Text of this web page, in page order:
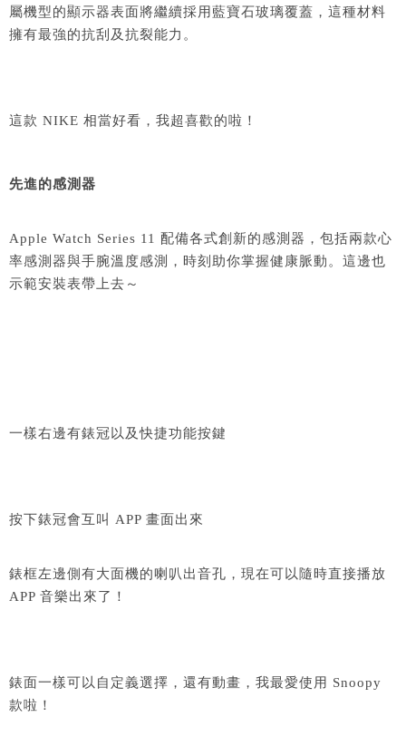
屬機型的顯示器表面將繼續採用藍寶石玻璃覆蓋，這種材料
擁有最強的抗刮及抗裂能力。
這款 NIKE 相當好看，我超喜歡的啦！
先進的感測器
Apple Watch Series 11 配備各式創新的感測器，包括兩款心
率感測器與手腕溫度感測，時刻助你掌握健康脈動。這邊也
示範安裝表帶上去～
一樣右邊有錶冠以及快捷功能按鍵
按下錶冠會互叫 APP 畫面出來
錶框左邊側有大面機的喇叭出音孔，現在可以隨時直接播放
APP 音樂出來了！
錶面一樣可以自定義選擇，還有動畫，我最愛使用 Snoopy
款啦！